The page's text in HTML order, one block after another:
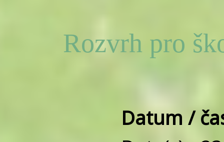
Rozvrh pro
Datum /